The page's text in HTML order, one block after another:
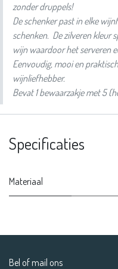
zonder druppels!
De schenker past in elke
schenken. De zilveren kleur
wijn waardoor het serveren
Eenvoudig, mooi en
wijnliefhebber.
Bevat 1 bewaarzakje met 5
Specificaties
Materiaal
Bel of mail ons